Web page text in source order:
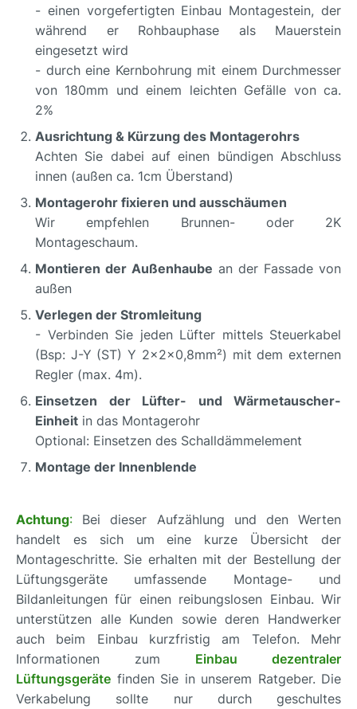
- einen vorgefertigten Einbau Montagestein, der
während er Rohbauphase als Mauerstein
eingesetzt wird
- durch eine Kernbohrung mit einem Durchmesser
von 180mm und einem leichten Gefälle von ca.
2%
Ausrichtung & Kürzung des Montagerohrs
Achten Sie dabei auf einen bündigen Abschluss
innen (außen ca. 1cm Überstand)
Montagerohr fixieren und ausschäumen
Wir empfehlen Brunnen- oder 2K
Montageschaum.
Montieren der Außenhaube an der Fassade von
außen
Verlegen der Stromleitung
- Verbinden Sie jeden Lüfter mittels Steuerkabel
(Bsp: J-Y (ST) Y 2x2x0,8mm²) mit dem externen
Regler (max. 4m).
Einsetzen der Lüfter- und Wärmetauscher-
Einheit in das Montagerohr
Optional: Einsetzen des Schalldämmelement
Montage der Innenblende
Achtung: Bei dieser Aufzählung und den Werten
handelt es sich um eine kurze Übersicht der
Montageschritte. Sie erhalten mit der Bestellung der
Lüftungsgeräte umfassende Montage- und
Bildanleitungen für einen reibungslosen Einbau. Wir
unterstützen alle Kunden sowie deren Handwerker
auch beim Einbau kurzfristig am Telefon. Mehr
Informationen zum Einbau dezentraler
Lüftungsgeräte finden Sie in unserem Ratgeber. Die
Verkabelung sollte nur durch geschultes